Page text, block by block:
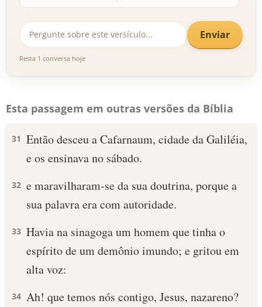
Enviar
Resta 1 conversa hoje
Esta passagem em outras versões da Bíblia
31 Então desceu a Cafarnaum, cidade da Galiléia,
e os ensinava no sábado.
32 e maravilharam-se da sua doutrina, porque a
sua palavra era com autoridade.
33 Havia na sinagoga um homem que tinha o
espírito de um demônio imundo; e gritou em
alta voz:
34 Ah! que temos nós contigo, Jesus, nazareno?